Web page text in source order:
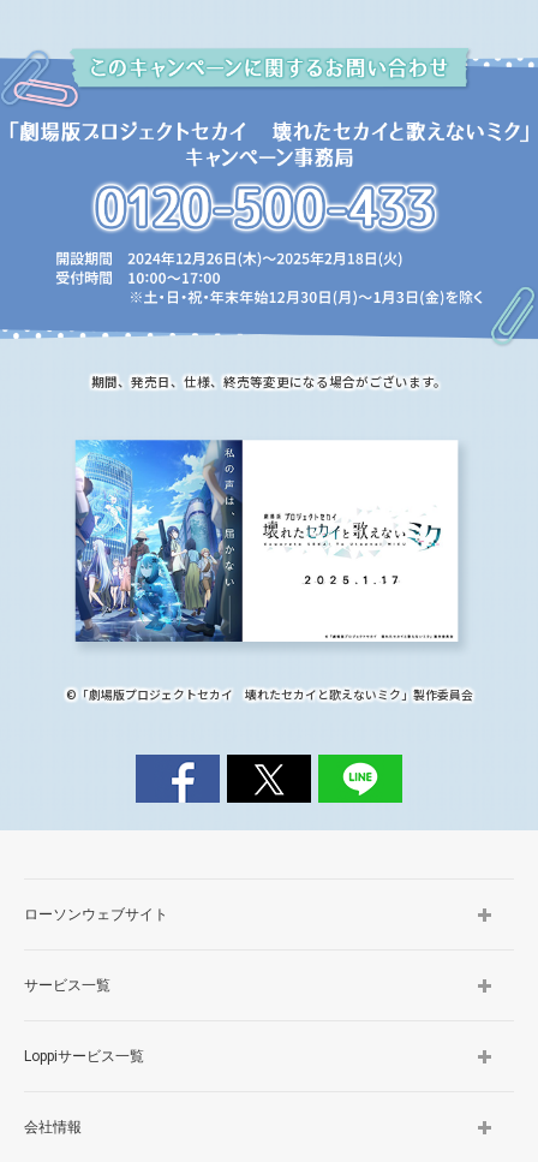
期間、発売日、仕様、終売等変更になる場合がございます。
©「劇場版プロジェクトセカイ 壊れたセカイと歌えないミク」製作委員会
ローソンウェブサイト
サービス一覧
Loppiサービス一覧
会社情報